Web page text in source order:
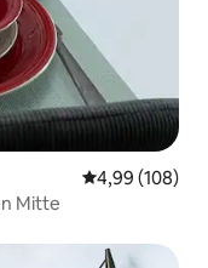
Gemiddelde
4,99 (108)
Mitte